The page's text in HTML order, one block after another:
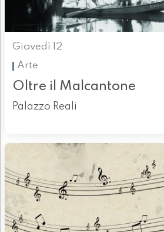
Giovedì 12
Arte
Oltre il Malcantone
Palazzo Reali